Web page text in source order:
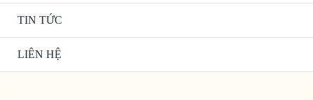
TIN TỨC
LIÊN HỆ